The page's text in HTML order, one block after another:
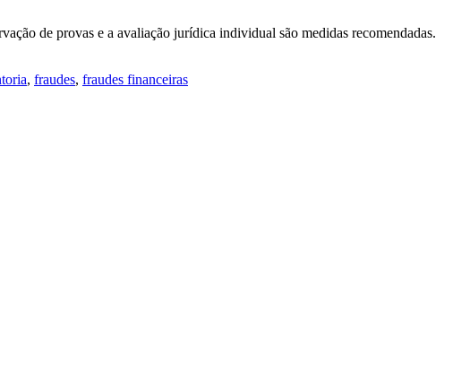
de provas e a avaliação jurídica individual são medidas recomendadas.
, fraudes, fraudes financeiras